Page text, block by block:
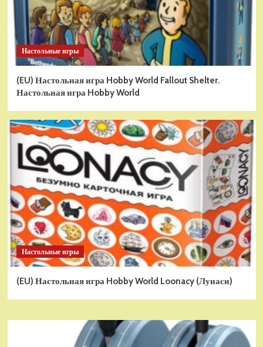
Настольные игры
(EU) Настольная игра Hobby World Fallout Shelter.
Настольная игра Hobby World
Настольные игры
(EU) Настольная игра Hobby World Loonacy (Лунаси)